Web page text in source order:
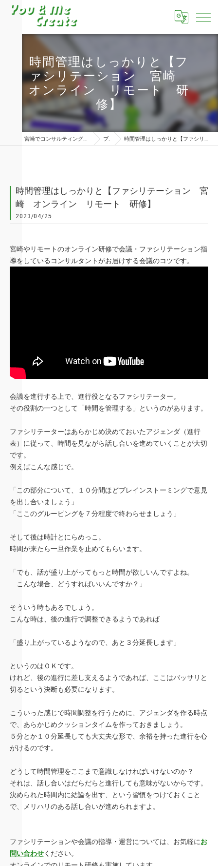
時間管理はしっかりと【フ
ァシリテーション 宮崎
オンライン リモート 研
修】
宮崎でコンサルティングならユーアンドミークリエイト株式会社 ブログ 時間管理はしっかりと【ファシリテーション 宮崎 オンライン リモート 研修】
時間管理はしっかりと【ファシリテーション 宮
崎 オンライン リモート 研修】
2023/04/25
宮崎やリモートのオンライン研修で会議・ファシリテーション指
導をしているコンサルタントがお届けする会議のコツです。
会議を進行する上で、進行役となるファシリテーター。
その役割の一つとして「時間を管理する」というのがあります。
ファシリテーターはあらかじめ決めておいたアジェンダ（進行
表）に従って、時間を見ながら話し合いを進めていくことが大切
です。
例えばこんな感じで。
「この部分について、１０分間ほどブレインストーミングで意見
を出し合いましょう」
「ここのグルーピングを７分程度で終わらせましょう」
そして後は時計とにらめっこ。
時間が来たら一旦作業を止めてもらいます。
「でも、話が盛り上がってもっと時間が欲しいんですよね。
こんな場合、どうすればいいんですか？」
そういう時もあるでしょう。
こんな時は、後の進行で調整できるようであれば
「盛り上がっているようなので、あと３分延長します」
というのはＯＫです。
けれど、後の進行に差し支えるようであれば、ここはバッサリと
切るという決断も必要になります。
こういった感じで時間調整を行うために、アジェンダを作る時点
で、あらかじめクッションタイムを作っておきましょう。
５分とか１０分延長しても大丈夫な形で、余裕を持った進行を心
がけるのです。
どうして時間管理をここまで意識しなければいけないのか？
それは、話し合いはだらだらと進行しても意味がないからです。
決められた時間内に結論を出す、という習慣をつけておくこと
で、メリハリのある話し合いが進められますよ。
ファシリテーションや会議の指導・運営については、お気軽にお
問い合わせください。